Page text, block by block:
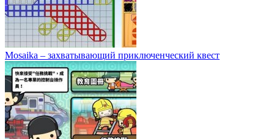
Mosaika – захватывающий приключенческий квест